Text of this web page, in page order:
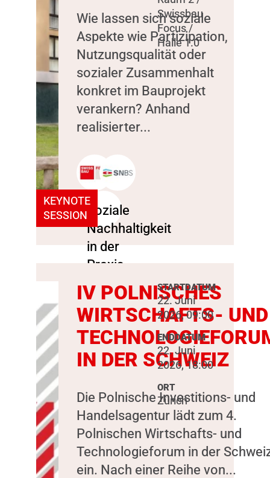
KEYNOTE
SESSION
Wie lassen sich soziale
Aspekte wie Partizipation,
Nutzungsqualität oder
sozialer Zusammenhalt
konkret im Bauprojekt
verankern? Anhand
realisierter...
Swissbau
Focus /
Halle 1.0
IV POLNISCHES
WIRTSCHAFTS- UND
IN DER SCHWEIZ
Die Polnische Investitions- und
Handelsagentur lädt zum 4.
Polnischen Wirtschafts- und
Technologieforum in der
ein. Nach einer Reihe von...
STARTDATUM
22. Juni
2026, 09:00
ENDDATUM
22. Juni
2026, 18:00
ORT
Zürich